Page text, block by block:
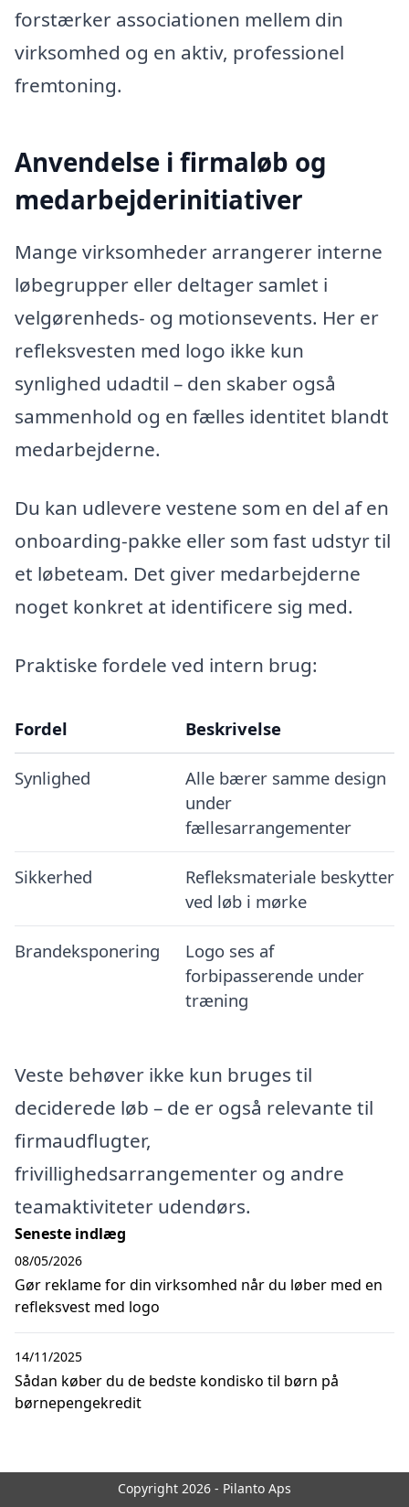
forstærker associationen mellem din
virksomhed og en aktiv, professionel
fremtoning.
Anvendelse i firmaløb og
medarbejderinitiativer
Mange virksomheder arrangerer interne
løbegrupper eller deltager samlet i
velgørenheds- og motionsevents. Her er
refleksvesten med logo ikke kun
synlighed udadtil – den skaber også
sammenhold og en fælles identitet blandt
medarbejderne.
Du kan udlevere vestene som en del af en
onboarding-pakke eller som fast udstyr til
et løbeteam. Det giver medarbejderne
noget konkret at identificere sig med.
Praktiske fordele ved intern brug:
Fordel Beskrivelse
Synlighed
Alle bærer samme design
under
fællesarrangementer
Sikkerhed
Refleksmateriale beskytter
ved løb i mørke
Brandeksponering
Logo ses af
forbipasserende under
træning
Veste behøver ikke kun bruges til
deciderede løb – de er også relevante til
firmaudflugter,
frivillighedsarrangementer og andre
teamaktiviteter udendørs.
Seneste indlæg
Gør reklame for din virksomhed når du løber med en
refleksvest med logo
08/05/2026
Sådan køber du de bedste kondisko til børn på
børnepengekredit
14/11/2025
Copyright 2026 - Pilanto Aps